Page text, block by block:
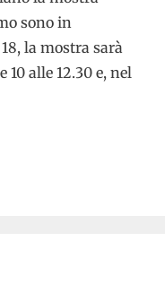
sono in
la mostra sarà
alle 12.30 e, nel